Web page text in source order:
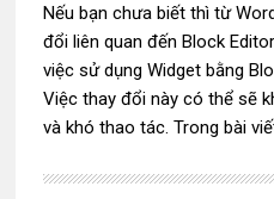
Nếu bạn chưa biết thì từ
đổi liên quan đến Block
việc sử dụng Widget bằng
Việc thay đổi này có thể sẽ
và khó thao tác. Trong bài